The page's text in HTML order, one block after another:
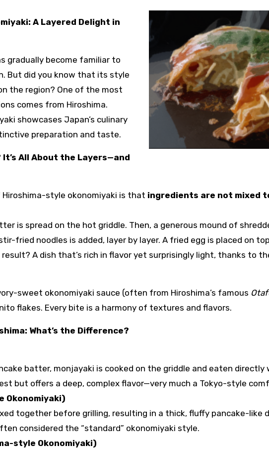
gradually become familiar to
But did you know that its style
the region? One of the most
comes from Hiroshima.
showcases Japan’s culinary
preparation and taste.
It’s All About the Layers—and
style okonomiyaki is that ingredients are not mixed
is spread on the hot griddle. Then, a generous mound of
fried noodles is added, layer by layer. A fried egg is placed on
A dish that’s rich in flavor yet surprisingly light, thanks to
sweet okonomiyaki sauce (often from Hiroshima’s famous
flakes. Every bite is a harmony of textures and flavors.
What’s the Difference?
batter, monjayaki is cooked on the griddle and eaten directly
but offers a deep, complex flavor—very much a Tokyo-style
Okonomiyaki)
together before grilling, resulting in a thick, fluffy pancake-like
considered the “standard” okonomiyaki style.
style Okonomiyaki)